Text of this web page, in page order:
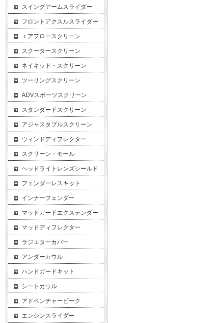
スイングアームスライダー
フロントアクスルスライダー
エアフロースクリーン
スクータースクリーン
ネイキッド・スクリーン
ツーリングスクリーン
ADVスポーツスクリーン
スタンダードスクリーン
アジャスタブルスクリーン
ウィンドディフレクター
スクリーン・モール
ヘッドライトレンズシールド
フェンダーレスキット
インナーフェンダー
マッドガードエクステンダー
マッドディフレクター
ラジエターカバー
アンダーカウル
ハンドガードキット
シートカウル
アドベンチャービーク
エンジンスライダー